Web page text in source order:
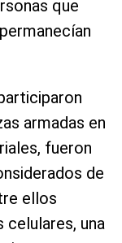
que
armadas en
fueron
de
ellos
una